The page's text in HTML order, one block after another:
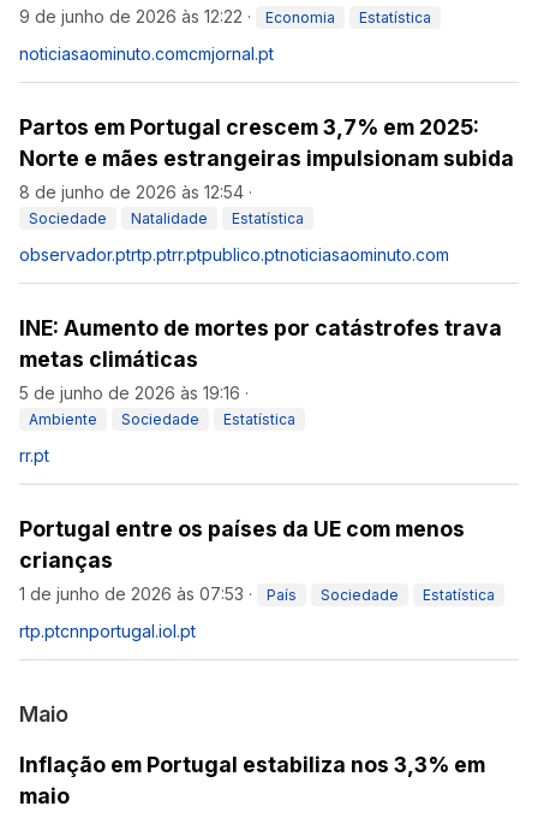
9 de junho de 2026 às 12:22 · Economia Estatística
noticiasaominuto.comcmjornal.pt
Partos em Portugal crescem 3,7% em 2025:
Norte e mães estrangeiras impulsionam subida
8 de junho de 2026 às 12:54 ·
Sociedade Natalidade Estatística
observador.ptrtp.ptrr.ptpublico.ptnoticiasaominuto.com
INE: Aumento de mortes por catástrofes trava
metas climáticas
5 de junho de 2026 às 19:16 ·
Ambiente Sociedade Estatística
rr.pt
Portugal entre os países da UE com menos
crianças
1 de junho de 2026 às 07:53 · País Sociedade Estatística
rtp.ptcnnportugal.iol.pt
Maio
Inflação em Portugal estabiliza nos 3,3% em
maio